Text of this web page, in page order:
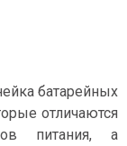
батарейных
отличаются
питания, а